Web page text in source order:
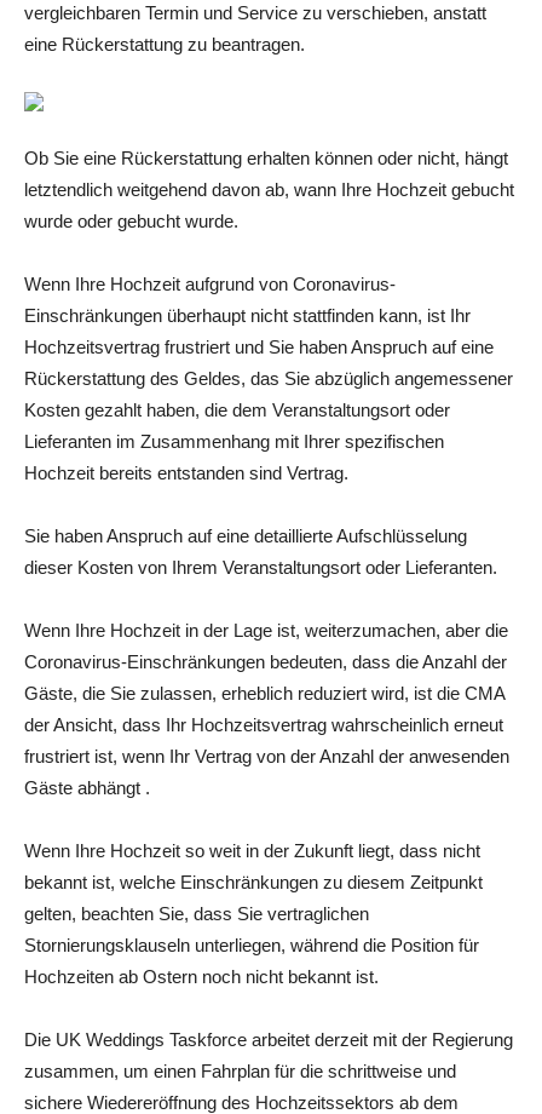
vergleichbaren Termin und Service zu verschieben, anstatt
eine Rückerstattung zu beantragen.
Ob Sie eine Rückerstattung erhalten können oder nicht, hängt
letztendlich weitgehend davon ab, wann Ihre Hochzeit gebucht
wurde oder gebucht wurde.
Wenn Ihre Hochzeit aufgrund von Coronavirus-
Einschränkungen überhaupt nicht stattfinden kann, ist Ihr
Hochzeitsvertrag frustriert und Sie haben Anspruch auf eine
Rückerstattung des Geldes, das Sie abzüglich angemessener
Kosten gezahlt haben, die dem Veranstaltungsort oder
Lieferanten im Zusammenhang mit Ihrer spezifischen
Hochzeit bereits entstanden sind Vertrag.
Sie haben Anspruch auf eine detaillierte Aufschlüsselung
dieser Kosten von Ihrem Veranstaltungsort oder Lieferanten.
Wenn Ihre Hochzeit in der Lage ist, weiterzumachen, aber die
Coronavirus-Einschränkungen bedeuten, dass die Anzahl der
Gäste, die Sie zulassen, erheblich reduziert wird, ist die CMA
der Ansicht, dass Ihr Hochzeitsvertrag wahrscheinlich erneut
frustriert ist, wenn Ihr Vertrag von der Anzahl der anwesenden
Gäste abhängt .
Wenn Ihre Hochzeit so weit in der Zukunft liegt, dass nicht
bekannt ist, welche Einschränkungen zu diesem Zeitpunkt
gelten, beachten Sie, dass Sie vertraglichen
Stornierungsklauseln unterliegen, während die Position für
Hochzeiten ab Ostern noch nicht bekannt ist.
Die UK Weddings Taskforce arbeitet derzeit mit der Regierung
zusammen, um einen Fahrplan für die schrittweise und
sichere Wiedereröffnung des Hochzeitssektors ab dem